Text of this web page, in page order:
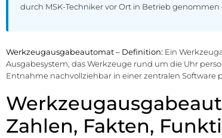
durch MSK-Techniker vor Ort in Betrieb genommen
Werkzeugausgabeautomat – Definition: Ein
Ausgabesystem, das Werkzeuge rund um die Uhr
Entnahme nachvollziehbar in einer zentralen Software
Zahlen, Fakten,